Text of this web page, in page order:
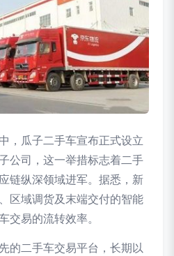
，瓜子二手车宣布正式设立
公司，这一举措标志着二手
链纵深领域进军。据悉，新
区域调货及末端交付的智能
交易的流转效率。
的二手车交易平台，长期以